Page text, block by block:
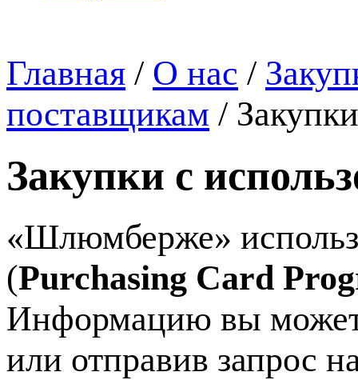
Главная / О нас /
поставщикам /
Закупки с
«Шлюмберже»
(Purchasing Card
Информацию вы
или отправив запрос